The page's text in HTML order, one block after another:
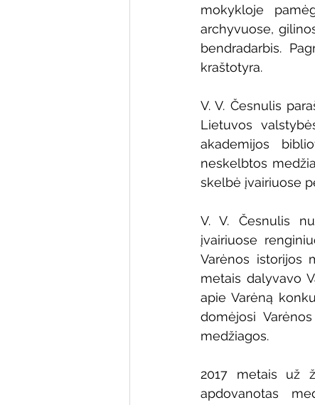
mokykloje
archyvuose,
bendradarbis.
kraštotyra.
V. V. Česnulis
Lietuvos
akademijos
neskelbtos
skelbė įvairiuose
V. V. Česnulis
įvairiuose
Varėnos istorijos
metais dalyvavo
apie Varėną
domėjosi
medžiagos.
2017 metais už
apdovanotas